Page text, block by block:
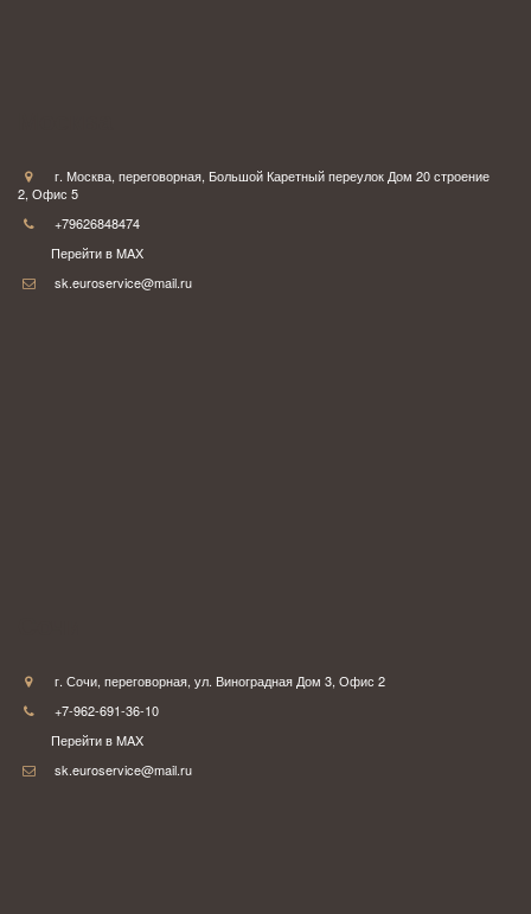
г. Москва, переговорная, Большой Каретный переулок Дом 20 строение
2, Офис 5
+79626848474
Перейти в MAX
sk.euroservice@mail.ru
г. Сочи, переговорная, ул. Виноградная Дом 3, Офис 2
+7-962-691-36-10
Перейти в MAX
sk.euroservice@mail.ru